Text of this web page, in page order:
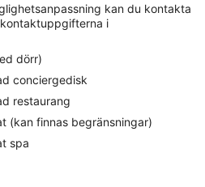
kan du kontakta
i
dörr)
conciergedisk
restaurang
(kan finnas begränsningar)
spa